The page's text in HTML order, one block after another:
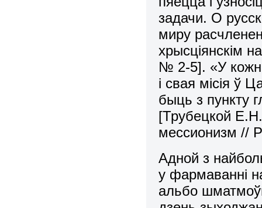
задачи. О
миру
хрысціянскім
№ 2-5]. «У
і свая місія ў
быць з пункту
[Трубецкой
мессионизм //
Адной з
у фармаваннi
альбо